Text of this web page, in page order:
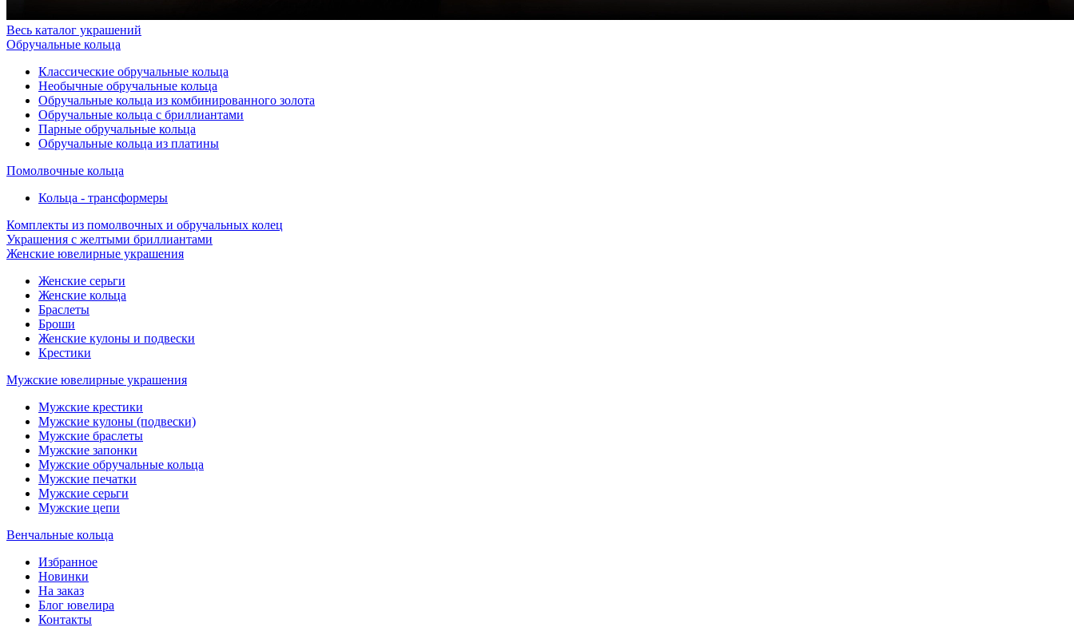
Весь каталог украшений
Обручальные кольца
Классические обручальные кольца
Необычные обручальные кольца
Обручальные кольца из комбинированного золота
Обручальные кольца с бриллиантами
Парные обручальные кольца
Обручальные кольца из платины
Помолвочные кольца
Кольца - трансформеры
Комплекты из помолвочных и обручальных колец
Украшения с желтыми бриллиантами
Женские ювелирные украшения
Женские серьги
Женские кольца
Браслеты
Броши
Женские кулоны и подвески
Крестики
Мужские ювелирные украшения
Мужские крестики
Мужские кулоны (подвески)
Мужские браслеты
Мужские запонки
Мужские обручальные кольца
Мужские печатки
Мужские серьги
Мужские цепи
Венчальные кольца
Избранное
Новинки
На заказ
Блог ювелира
Контакты